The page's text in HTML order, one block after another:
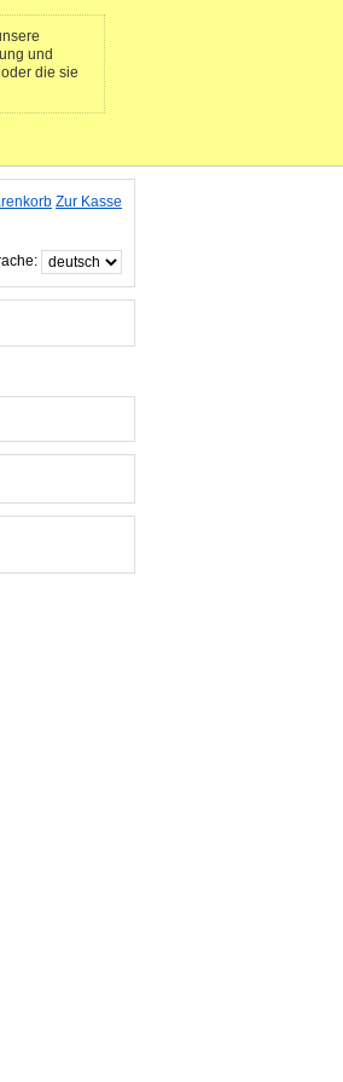
und
die sie
Zur Kasse